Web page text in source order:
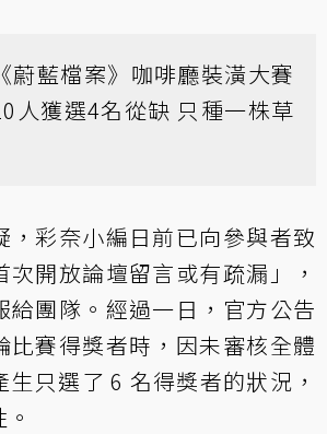
《蔚藍檔案》咖啡廳裝潢大賽
人獲選4名從缺 只種一株草
，彩奈小編日前已向參與者致
開放論壇留言或有疏漏」，
給團隊。經過一日，官方公告
比賽得獎者時，因未審核全體
只選了 6 名得獎者的狀況，